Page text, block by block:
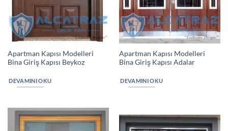
Apartman Kapısı Modelleri
Bina Giriş Kapısı Beykoz
DEVAMINI OKU
Apartman Kapısı Modelleri
Bina Giriş Kapısı Adalar
DEVAMINI OKU